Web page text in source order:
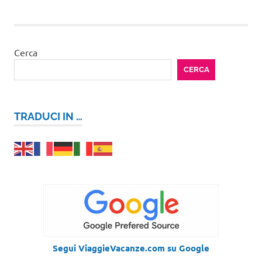
Cerca
CERCA
TRADUCI IN …
Segui ViaggieVacanze.com su Google